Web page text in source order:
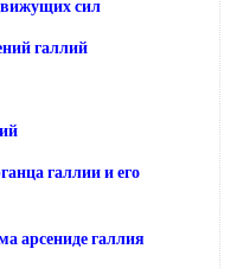
сил
галлий
галлии и его
арсениде галлия